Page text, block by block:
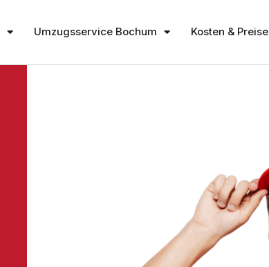
Umzugsservice Bochum Kosten & Preise